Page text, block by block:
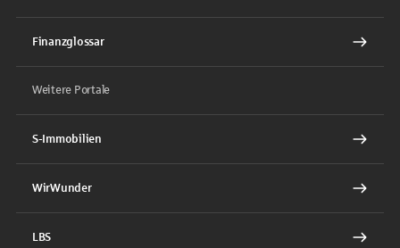
Finanzglossar
Weitere Portale
S-Immobilien
WirWunder
LBS